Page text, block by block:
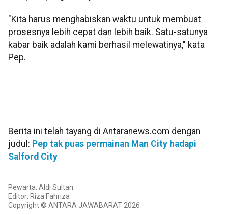
"Kita harus menghabiskan waktu untuk membuat
prosesnya lebih cepat dan lebih baik. Satu-satunya
kabar baik adalah kami berhasil melewatinya," kata
Pep.
Berita ini telah tayang di Antaranews.com dengan
judul: Pep tak puas permainan Man City hadapi
Salford City
Pewarta: Aldi Sultan
Editor: Riza Fahriza
Copyright © ANTARA JAWABARAT 2026